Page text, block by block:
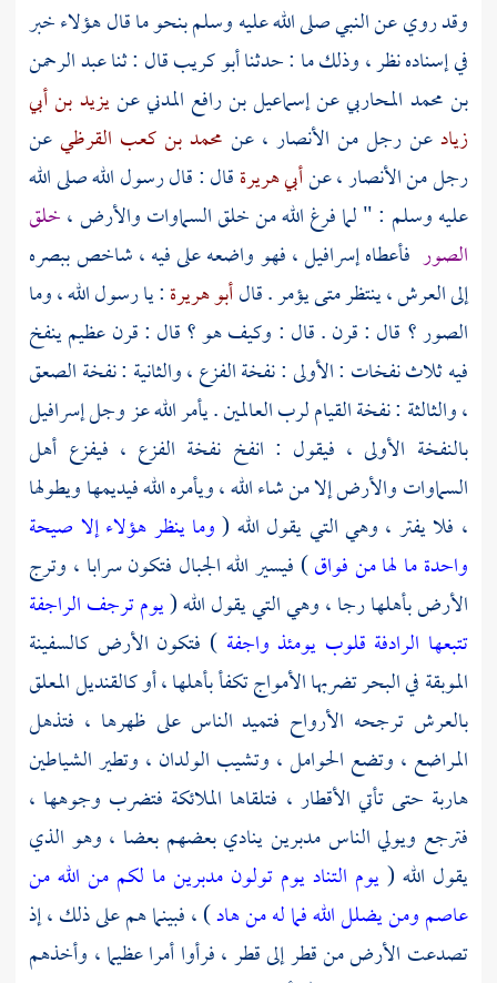
وقد روي عن النبي صلى الله عليه وسلم بنحو ما قال هؤلاء خبر
في إسناده نظر ، وذلك ما : حدثناأبو كريبقال : ثناعبد الرحمن
بن محمد المحاربيعنإسماعيل بن رافع المدنيعنيزيد بن أبي
زيادعن رجل من الأنصار ، عن محمد بن كعب القرظيعن
رجل من الأنصار ، عنأبي هريرةقال : قال رسول الله صلى الله
عليه وسلم : " لما فرغ الله من خلق السماوات والأرض ،خلق
الصور فأعطاهإسرافيل ،فهو واضعه على فيه ، شاخص ببصره
إلى العرش ، ينتظر متى يؤمر . قالأبو هريرة: يا رسول الله ، وما
الصور ؟ قال : قرن . قال : وكيف هو ؟ قال : قرن عظيم ينفخ
فيه ثلاث نفخات : الأولى : نفخة الفزع ، والثانية : نفخة الصعق
، والثالثة : نفخة القيام لرب العالمين . يأمر الله عز وجلإسرافيل
بالنفخة الأولى ، فيقول : انفخ نفخة الفزع ، فيفزع أهل
السماوات والأرض إلا من شاء الله ، ويأمره الله فيديمها ويطولها
، فلا يفتر ، وهي التي يقول الله (وما ينظر هؤلاء إلا صيحة
واحدة ما لها من فواق) فيسير الله الجبال فتكون سرابا ، وترج
الأرض بأهلها رجا ، وهي التي يقول الله (يوم ترجف الراجفة
تتبعها الرادفة قلوب يومئذ واجفة) فتكون الأرض كالسفينة
الموبقة في البحر تضربها الأمواج تكفأ بأهلها ، أو كالقنديل المعلق
بالعرش ترجحه الأرواح فتميد الناس على ظهرها ، فتذهل
المراضع ، وتضع الحوامل ، وتشيب الولدان ، وتطير الشياطين
هاربة حتى تأتي الأقطار ، فتلقاها الملائكة فتضرب وجوهها ،
فترجع ويولي الناس مدبرين ينادي بعضهم بعضا ، وهو الذي
يقول الله (يوم التناد يوم تولون مدبرين ما لكم من الله من
عاصم ومن يضلل الله فما له من هاد) ، فبينما هم على ذلك ، إذ
تصدعت الأرض من قطر إلى قطر ، فرأوا أمرا عظيما ، وأخذهم